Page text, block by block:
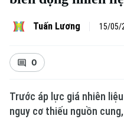
Tuấn Lương 15/05/
0
Trước áp lực giá nhiên
nguy cơ thiếu nguồn